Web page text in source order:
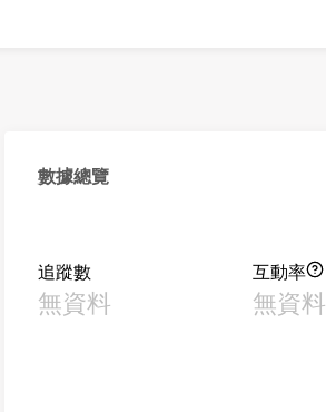
數據總覽
追蹤數
無資料
互動率
無資料